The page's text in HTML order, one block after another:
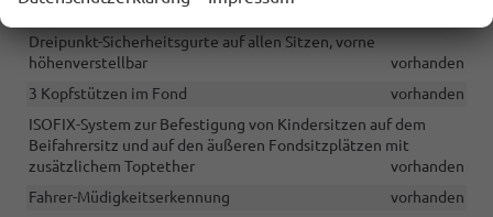
Sicherheitsoptimierte Kopfstützen vorne
Dreipunkt-Sicherheitsgurte auf allen Sitzen, vorne
höhenverstellbar
vorhanden
3 Kopfstützen im Fond
vorhanden
ISOFIX-System zur Befestigung von Kindersitzen auf dem
Beifahrersitz und auf den äußeren Fondsitzplätzen mit
zusätzlichem Toptether
vorhanden
Fahrer-Müdigkeitserkennung
vorhanden